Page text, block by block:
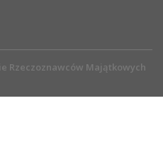
Rzeczoznawców Majątkowych